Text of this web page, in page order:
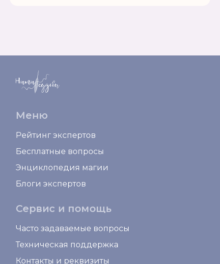
Меню
Рейтинг экспертов
Бесплатные вопросы
Энциклопедия магии
Блоги экспертов
Сервис и помощь
Часто задаваемые вопросы
Техническая поддержка
Контакты и реквизиты